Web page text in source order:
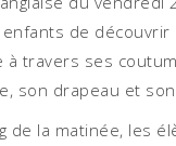
de découvrir
à travers ses
son drapeau et
de la matinée, les